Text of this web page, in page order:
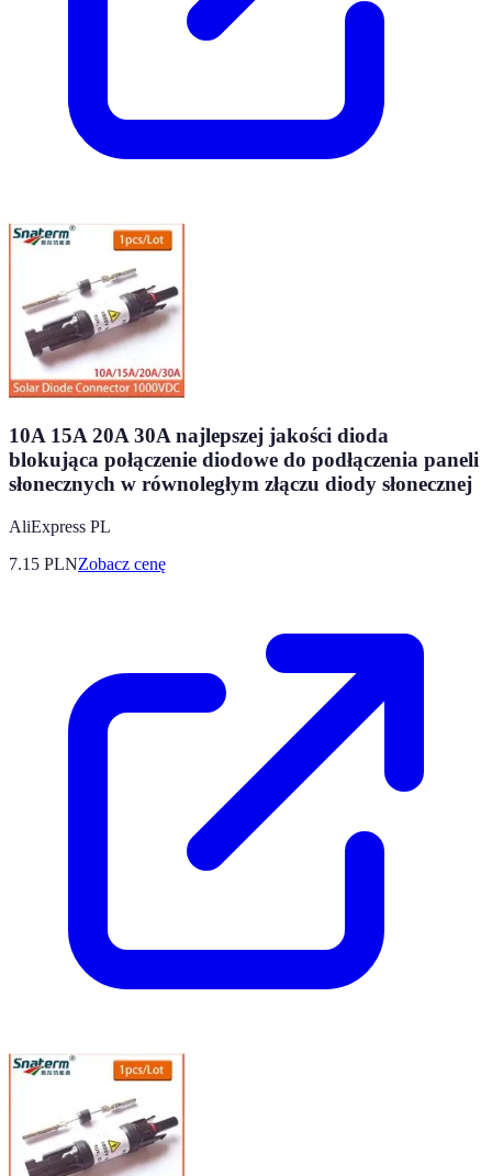
10A 15A 20A 30A najlepszej jakości dioda
blokująca połączenie diodowe do podłączenia paneli
słonecznych w równoległym złączu diody słonecznej
AliExpress PL
7.15 PLNZobacz cenę